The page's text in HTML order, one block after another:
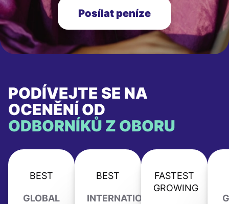
Posílat peníze
PODÍVEJTE SE NA
OCENĚNÍ OD
ODBORNÍKŮ Z OBORU
BEST
GLOBAL
BEST
INTERNATIONAL
FASTEST
GROWING